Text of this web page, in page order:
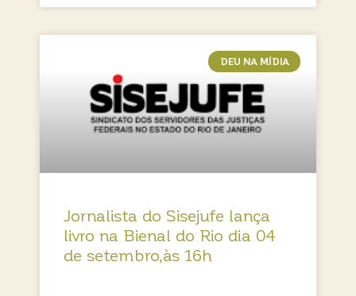
DEU NA MÍDIA
Jornalista do Sisejufe lança
livro na Bienal do Rio dia 04
de setembro,às 16h